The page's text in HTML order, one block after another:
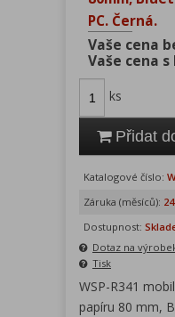
PC. Černá.
Vaše cena
Vaše cena s
ks
Přidat
Katalogové číslo:
Záruka (měsíců): 24
Dostupnost:
Dotaz na
Tisk
WSP-R341
papíru 80 mm,